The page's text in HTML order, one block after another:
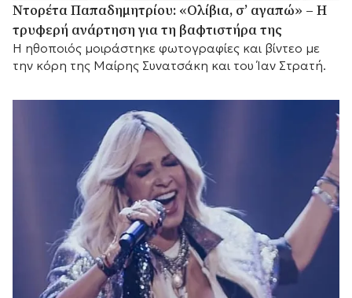
Ντορέτα Παπαδημητρίου: «Ολίβια, σ’ αγαπώ» – Η
τρυφερή ανάρτηση για τη βαφτιστήρα της
Η ηθοποιός μοιράστηκε φωτογραφίες και βίντεο με
την κόρη της Μαίρης Συνατσάκη και του Ίαν Στρατή.